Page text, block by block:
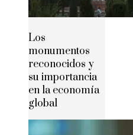
Los
monumentos
reconocidos y
su importancia
en la economía
global